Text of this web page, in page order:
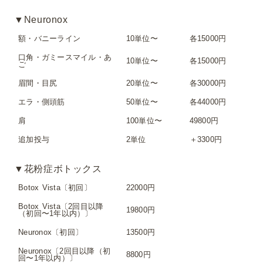
▼Neuronox
額・バニーライン 10単位〜 各15000円
口角・ガミースマイル・あ
ご
10単位〜 各15000円
眉間・目尻 20単位〜 各30000円
エラ・側頭筋 50単位〜 各44000円
肩 100単位〜 49800円
追加投与 2単位 ＋3300円
▼花粉症ボトックス
Botox Vista〔初回〕 22000円
Botox Vista〔2回目以降
（初回〜1年以内）〕
19800円
Neuronox〔初回〕 13500円
Neuronox〔2回目以降（初
回〜1年以内）〕
8800円